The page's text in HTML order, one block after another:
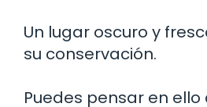
Un lugar oscuro y
su conservación.
Puedes pensar en